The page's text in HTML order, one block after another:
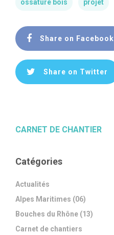
ossature bois projet
Share on Facebook
Share on Twitter
CARNET DE CHANTIER
Catégories
Actualités
Alpes Maritimes (06)
Bouches du Rhône (13)
Carnet de chantiers